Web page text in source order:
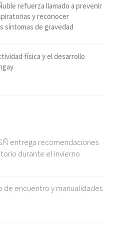
refuerza llamado a prevenir
y reconocer
síntomas de gravedad
física y el desarrollo
entrega recomendaciones
durante el invierno
encuentro y manualidades